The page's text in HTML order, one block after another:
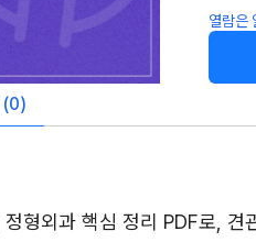
열람은
(0)
정형외과 핵심 정리 PDF로,